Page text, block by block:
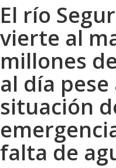
El río
vierte al
millones
al día pese
situación
falta de